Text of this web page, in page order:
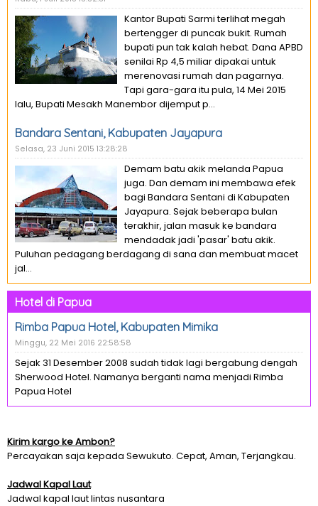
Kantor Bupati Sarmi terlihat megah
bertengger di puncak bukit. Rumah
bupati pun tak kalah hebat. Dana APBD
senilai Rp 4,5 miliar dipakai untuk
merenovasi rumah dan pagarnya.
Tapi gara-gara itu pula, 14 Mei 2015
lalu, Bupati Mesakh Manembor dijemput p...
Bandara Sentani, Kabupaten Jayapura
Selasa, 23 Juni 2015 13:28:28
Demam batu akik melanda Papua
juga. Dan demam ini membawa efek
bagi Bandara Sentani di Kabupaten
Jayapura. Sejak beberapa bulan
terakhir, jalan masuk ke bandara
mendadak jadi 'pasar' batu akik.
Puluhan pedagang berdagang di sana dan membuat macet
jal...
Hotel di Papua
Rimba Papua Hotel, Kabupaten Mimika
Minggu, 22 Mei 2016 22:58:58
Sejak 31 Desember 2008 sudah tidak lagi bergabung dengah
Sherwood Hotel. Namanya berganti nama menjadi Rimba
Papua Hotel
Kirim kargo ke Ambon?
Percayakan saja kepada Sewukuto. Cepat, Aman, Terjangkau.
Jadwal Kapal Laut
Jadwal kapal laut lintas nusantara